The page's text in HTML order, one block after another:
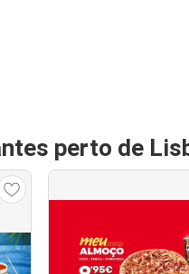
perto de